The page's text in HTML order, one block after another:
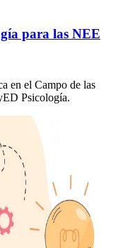
para las NEE
en el Campo de las
Psicología.